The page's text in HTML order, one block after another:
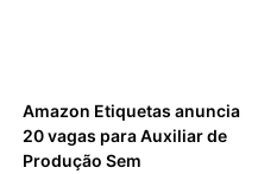
Amazon Etiquetas anuncia
20 vagas para Auxiliar de
Produção Sem